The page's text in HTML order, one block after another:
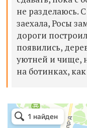
не разделаюсь.
заехала, Росы
дороги
появились,
уютней и чище,
на ботинках,